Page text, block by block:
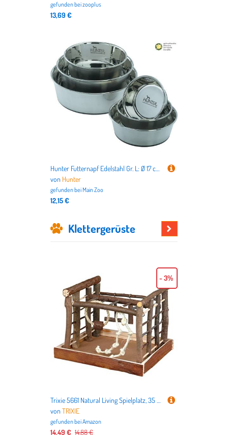
gefunden beizooplus
13,69 €
Hunter Futternapf Edelstahl Gr. L: Ø 17 cm / 1,1 l
von Hunter
gefunden beiMain Zoo
12,15 €
Klettergerüste
Trixie 5661 Natural Living Spielplatz, 35 × 29 × 25 cm
vonTRIXIE
gefunden beiAmazon
14,49 € 14,88 €
- 3%